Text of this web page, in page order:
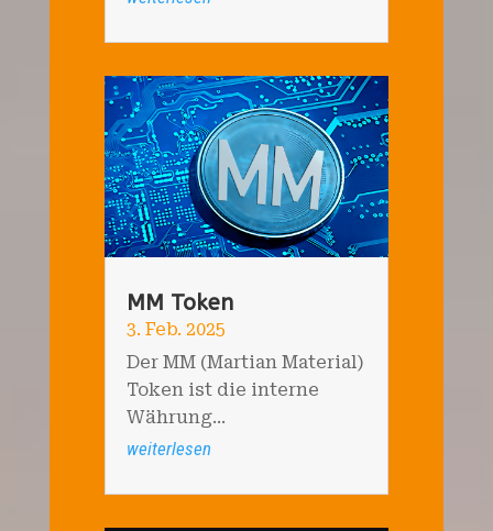
MM Token
3. Feb. 2025
Der MM (Martian Material)
Token ist die interne
Währung...
weiterlesen